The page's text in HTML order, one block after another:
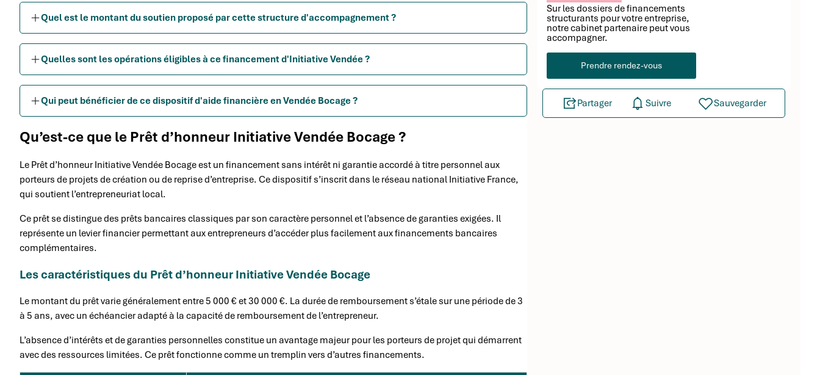
Quel est le montant du soutien proposé par cette structure d'accompagnement ?
Quelles sont les opérations éligibles à ce financement d'Initiative Vendée ?
Qui peut bénéficier de ce dispositif d'aide financière en Vendée Bocage ?
Qu’est-ce que le Prêt d’honneur Initiative Vendée Bocage ?
Le Prêt d’honneur Initiative Vendée Bocage est un financement sans intérêt ni garantie accordé à titre personnel aux
porteurs de projets de création ou de reprise d’entreprise. Ce dispositif s’inscrit dans le réseau national Initiative France,
qui soutient l’entrepreneuriat local.
Ce prêt se distingue des prêts bancaires classiques par son caractère personnel et l’absence de garanties exigées. Il
représente un levier financier permettant aux entrepreneurs d’accéder plus facilement aux financements bancaires
complémentaires.
Les caractéristiques du Prêt d’honneur Initiative Vendée Bocage
Le montant du prêt varie généralement entre 5 000 € et 30 000 €. La durée de remboursement s’étale sur une période de 3
à 5 ans, avec un échéancier adapté à la capacité de remboursement de l’entrepreneur.
L’absence d’intérêts et de garanties personnelles constitue un avantage majeur pour les porteurs de projet qui démarrent
avec des ressources limitées. Ce prêt fonctionne comme un tremplin vers d’autres financements.
Sur les dossiers de financements
structurants pour votre entreprise,
notre cabinet partenaire peut vous
accompagner.
Prendre rendez-vous
Partager Suivre Sauvegarder